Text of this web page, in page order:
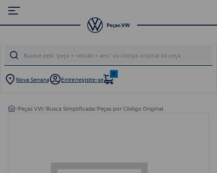
Nova Serrana Entre/registre-se
0
/Peças VW/Busca Simplificada/Peças por Código Original